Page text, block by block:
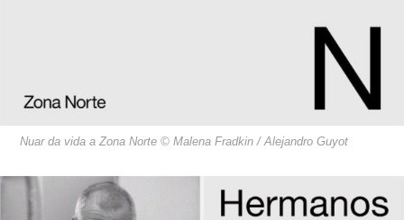
Nuar da vida a Zona Norte © Malena Fradkin / Alejandro Guyot